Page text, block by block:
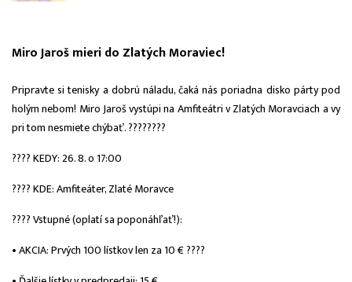
Miro Jaroš mieri do Zlatých Moraviec!
Pripravte si tenisky a dobrú náladu, čaká nás poriadna disko párty pod
holým nebom! Miro Jaroš vystúpi na Amfiteátri v Zlatých Moravciach a vy
pri tom nesmiete chýbať. ????????
???? KEDY: 26. 8. o 17:00
???? KDE: Amfiteáter, Zlaté Moravce
???? Vstupné (oplatí sa poponáhľať!):
• AKCIA: Prvých 100 lístkov len za 10 € ????